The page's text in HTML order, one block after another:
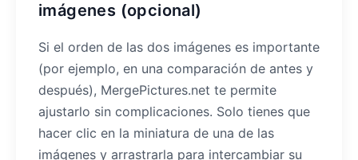
imágenes (opcional)
Si el orden de las dos imágenes es importante
(por ejemplo, en una comparación de antes y
después), MergePictures.net te permite
ajustarlo sin complicaciones. Solo tienes que
hacer clic en la miniatura de una de las
imágenes y arrastrarla para intercambiar su